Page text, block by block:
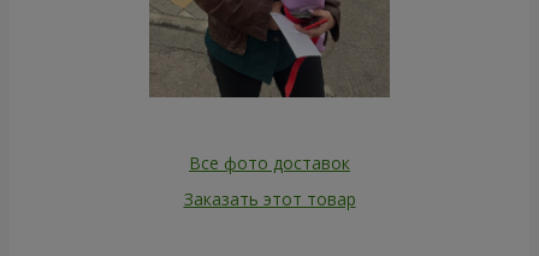
Все фото доставок
Заказать этот товар